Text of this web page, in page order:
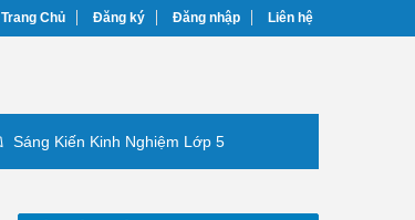
Trang Chủ Đăng ký Đăng nhập Liên hệ
Sáng Kiến Kinh Nghiệm Lớp 5